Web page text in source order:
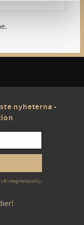
nyheterna -
vårintegritetspolicy.